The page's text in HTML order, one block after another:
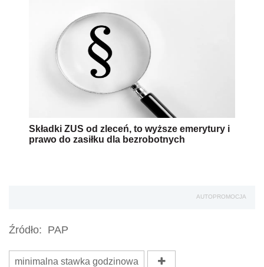
Składki ZUS od zleceń, to wyższe emerytury i
prawo do zasiłku dla bezrobotnych
AUTOPROMOCJA
Źródło: PAP
minimalna stawka godzinowa